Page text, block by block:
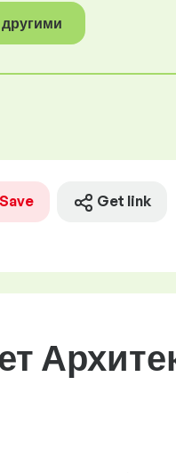
Save Get link